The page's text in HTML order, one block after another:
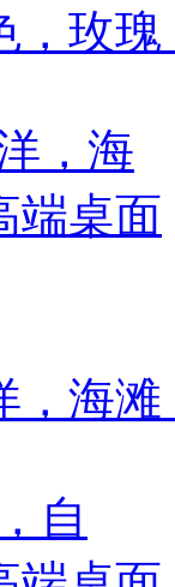
，玫
，海